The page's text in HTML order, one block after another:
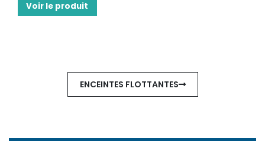
Voir le produit
ENCEINTES FLOTTANTES